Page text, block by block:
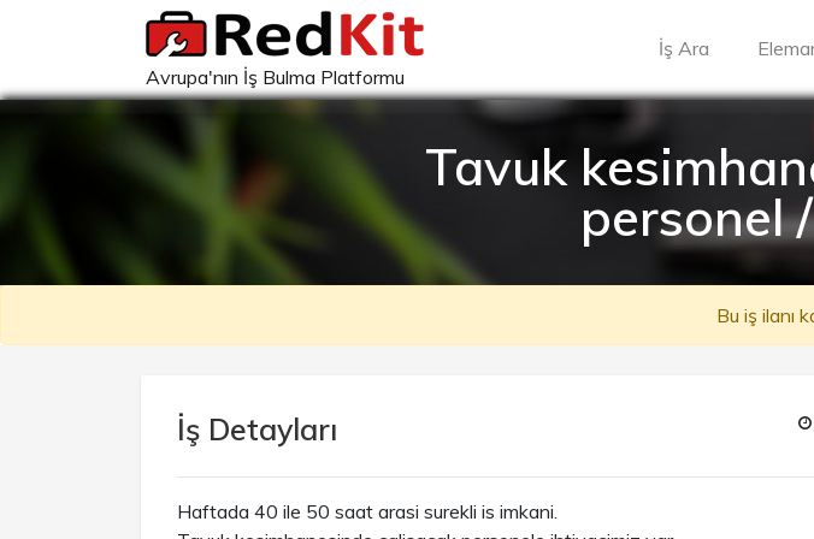
Avrupa'nın İş Bulma Platformu
İş Ara
Tavuk
personel
Bu iş ilanı
İş Detayları
Haftada 40 ile 50 saat arasi surekli is imkani.